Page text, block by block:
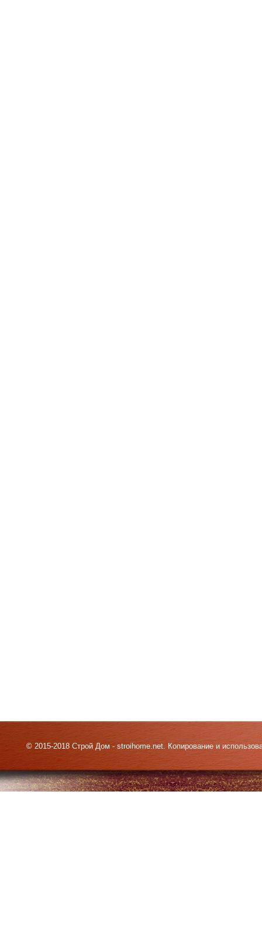
© 2015-2018 Строй Дом - stroihome.net. Копирование и